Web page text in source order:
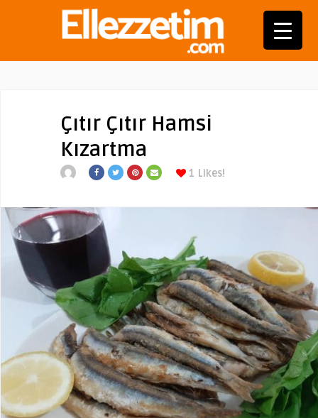
Çıtır Çıtır Hamsi
Kızartma
1 Likes!